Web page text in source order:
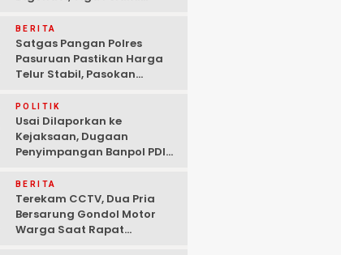
Pasuruan
BERITA
Satgas Pangan Polres
Pasuruan Pastikan Harga
Telur Stabil, Pasokan
Kekhawatiran Fluktuasi
POLITIK
Usai Dilaporkan ke
Kejaksaan, Dugaan
Penyimpangan Banpol PDIP
Tuntas “6 Eks Ketua PAC
Cabut Laporan”
BERITA
Terekam CCTV, Dua Pria
Bersarung Gondol Motor
Warga Saat Rapat